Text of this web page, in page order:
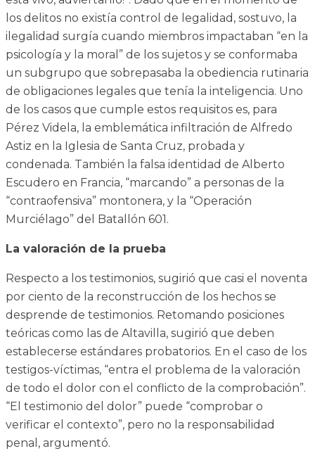
los delitos no existía control de legalidad, sostuvo, la
ilegalidad surgía cuando miembros impactaban “en la
psicología y la moral” de los sujetos y se conformaba
un subgrupo que sobrepasaba la obediencia rutinaria
de obligaciones legales que tenía la inteligencia. Uno
de los casos que cumple estos requisitos es, para
Pérez Videla, la emblemática infiltración de Alfredo
Astiz en la Iglesia de Santa Cruz, probada y
condenada. También la falsa identidad de Alberto
Escudero en Francia, “marcando” a personas de la
“contraofensiva” montonera, y la “Operación
Murciélago” del Batallón 601.
La valoración de la prueba
Respecto a los testimonios, sugirió que casi el noventa
por ciento de la reconstrucción de los hechos se
desprende de testimonios. Retomando posiciones
teóricas como las de Altavilla, sugirió que deben
establecerse estándares probatorios. En el caso de los
testigos-víctimas, “entra el problema de la valoración
de todo el dolor con el conflicto de la comprobación”.
“El testimonio del dolor” puede “comprobar o
verificar el contexto”, pero no la responsabilidad
penal, argumentó.